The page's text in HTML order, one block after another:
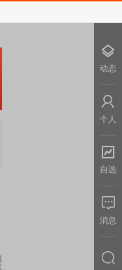
动态
个人
自选
消息